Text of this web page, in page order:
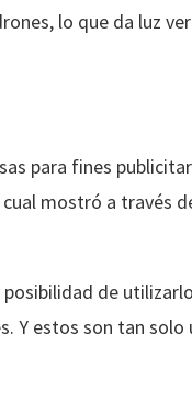
lo que da luz
para fines
cual mostró a través
de
Y estos son tan solo